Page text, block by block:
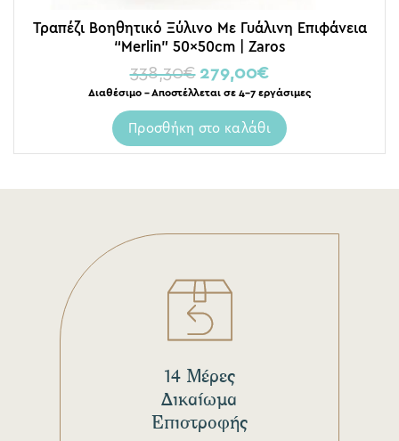
Τραπέζι Βοηθητικό Ξύλινο Με Γυάλινη Επιφάνεια
“Merlin” 50x50cm | Zaros
338,30€ 279,00€
Διαθέσιμο – Αποστέλλεται σε 4-7 εργάσιμες
Προσθήκη στο καλάθι
14 Μέρες
Δικαίωμα
Επιστροφής